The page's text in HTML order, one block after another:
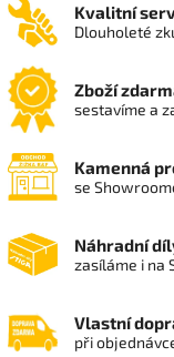
Kvalitní
Dlouholeté
Zboží
sestavíme a
Kamenná
se
Náhradní
zasíláme i na
Vlastní
při